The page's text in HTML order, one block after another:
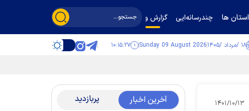
استان ها چندرسانه‌ایی گزارش و گفت‌وگو
۱۸ /مرداد /۱۴۰۵ Sunday 09 August 2026 ۱۰:۱۵:۲۷
۱۴۰۱/۱۰/۱۳ آخرین اخبار پربازدید